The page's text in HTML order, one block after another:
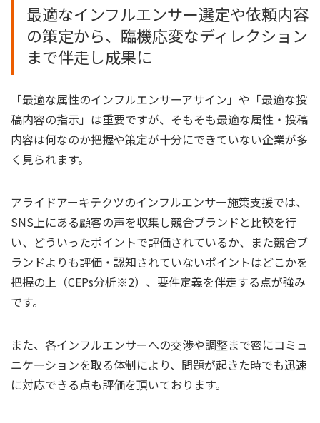
最適なインフルエンサー選定や依頼内容
の策定から、臨機応変なディレクション
まで伴走し成果に
「最適な属性のインフルエンサーアサイン」や「最適な投
稿内容の指示」は重要ですが、そもそも最適な属性・投稿
内容は何なのか把握や策定が十分にできていない企業が多
く見られます。
アライドアーキテクツのインフルエンサー施策支援では、
SNS上にある顧客の声を収集し競合ブランドと比較を行
い、どういったポイントで評価されているか、また競合ブ
ランドよりも評価・認知されていないポイントはどこかを
把握の上（CEPs分析※2）、要件定義を伴走する点が強み
です。
また、各インフルエンサーへの交渉や調整まで密にコミュ
ニケーションを取る体制により、問題が起きた時でも迅速
に対応できる点も評価を頂いております。